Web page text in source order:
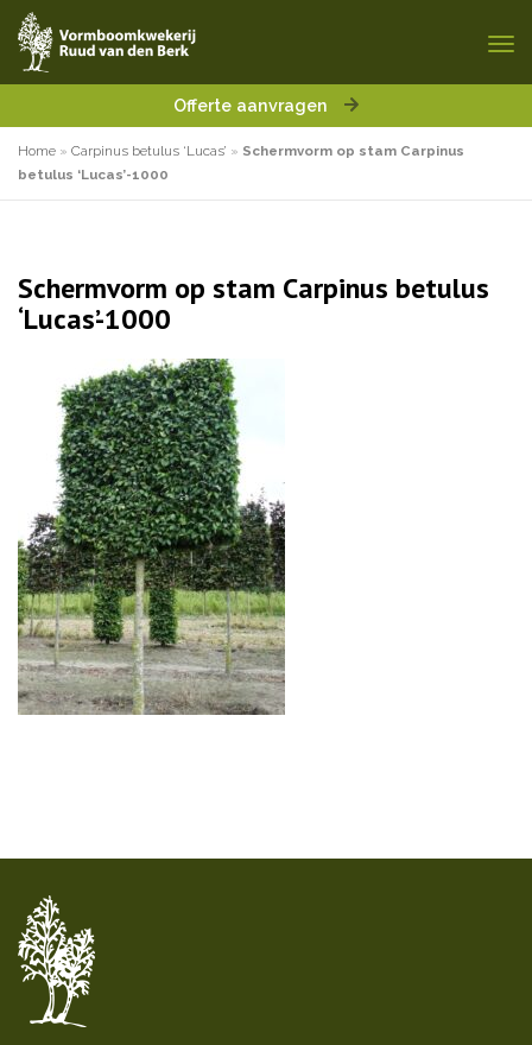
Offerte aanvragen
Home » Carpinus betulus ‘Lucas’ » Schermvorm op stam Carpinus
betulus ‘Lucas’-1000
Schermvorm op stam Carpinus betulus
‘Lucas’-1000